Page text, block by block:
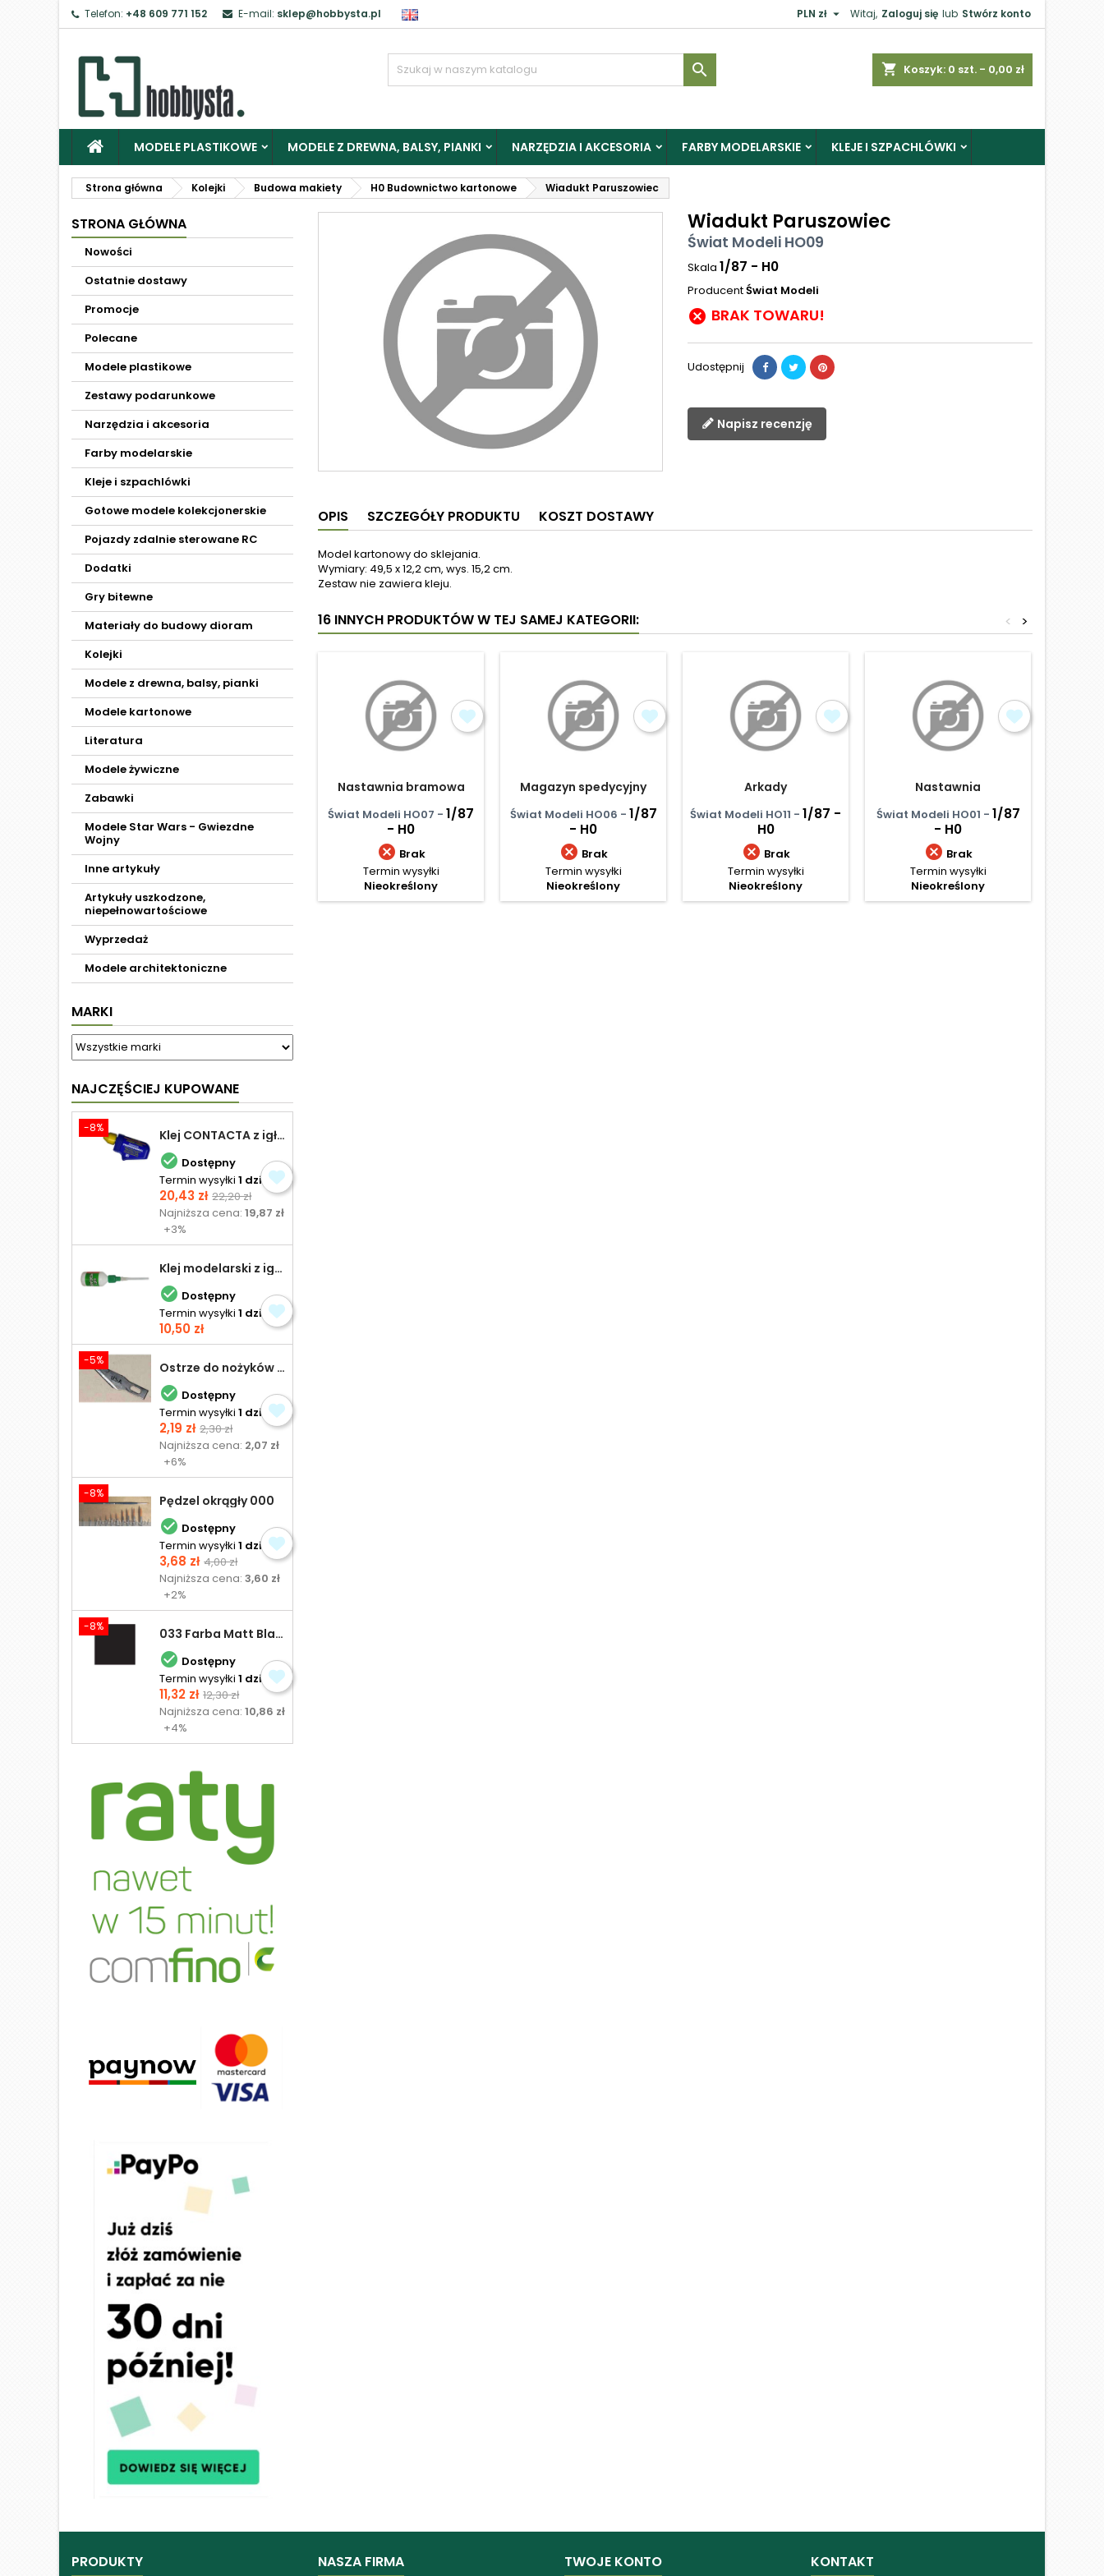
Telefon: +48 609 771 152 E-mail: sklep@hobbysta.pl Witaj, Zaloguj się lub Stwórz konto
PLN zł 
shopping_cart Koszyk: 0 szt. - 0,00 zł

MODELE PLASTIKOWE MODELE Z DREWNA, BALSY, PIANKI NARZĘDZIA I AKCESORIA FARBY MODELARSKIE KLEJE I SZPACHLÓWKI
Strona główna Kolejki Budowa makiety H0 Budownictwo kartonowe Wiadukt Paruszowiec
STRONA GŁÓWNA
Nowości
Ostatnie dostawy
Promocje
Polecane
Modele plastikowe
Zestawy podarunkowe
Narzędzia i akcesoria
Farby modelarskie
Kleje i szpachlówki
Gotowe modele kolekcjonerskie
Pojazdy zdalnie sterowane RC
Dodatki
Gry bitewne
Materiały do budowy dioram
Kolejki
Modele z drewna, balsy, pianki
Modele kartonowe
Literatura
Modele żywiczne
Zabawki
Modele Star Wars - Gwiezdne
Wojny
Inne artykuły
Artykuły uszkodzone,
niepełnowartościowe
Wyprzedaż
Modele architektoniczne
MARKI
NAJCZĘŚCIEJ KUPOWANE
-8% Klej CONTACTA z igłą do plastiku 25,0 g
 Dostępny
Termin wysyłki 1 dzień
Cena
20,43 zł Cena
podstawowa
22,20 zł
Najniższa cena:19,87 zł
+3%
Klej modelarski z igłą 30 ml
 Dostępny
Termin wysyłki 1 dzień
Cena
10,50 zł
-5% Ostrze do nożyków Excel
 Dostępny
Termin wysyłki 1 dzień
Cena
2,19 zł Cena
podstawowa
2,30 zł
Najniższa cena: 2,07 zł
+6%
-8% Pędzel okrągły 000
 Dostępny
Termin wysyłki 1 dzień
Cena
3,68 zł Cena
podstawowa
4,00 zł
Najniższa cena:3,60 zł
+2%
-8% 033 Farba Matt Black - olejna
 Dostępny
Termin wysyłki 1 dzień
Cena
11,32 zł Cena
podstawowa
12,30 zł
Najniższa cena:10,86 zł
+4%
Wiadukt Paruszowiec
Świat Modeli HO09
Skala 1/87 - H0
ProducentŚwiat Modeli
 BRAK TOWARU!
Udostępnij
Napisz recenzję
OPIS SZCZEGÓŁY PRODUKTU KOSZT DOSTAWY
Model kartonowy do sklejania.
Wymiary: 49,5 x 12,2 cm, wys. 15,2 cm.
Zestaw nie zawiera kleju.
16 INNYCH PRODUKTÓW W TEJ SAMEJ KATEGORII: >
<
Nastawnia bramowa
Świat Modeli HO07 - 1/87
- H0
 Brak
Termin wysyłki
Nieokreślony
Magazyn spedycyjny
Świat Modeli HO06 - 1/87
- H0
 Brak
Termin wysyłki
Nieokreślony
Arkady
Świat Modeli HO11 - 1/87 -
H0
 Brak
Termin wysyłki
Nieokreślony
Nastawnia
Świat Modeli HO01 - 1/87
- H0
 Brak
Termin wysyłki
Nieokreślony
PRODUKTY NASZA FIRMA TWOJE KONTO KONTAKT